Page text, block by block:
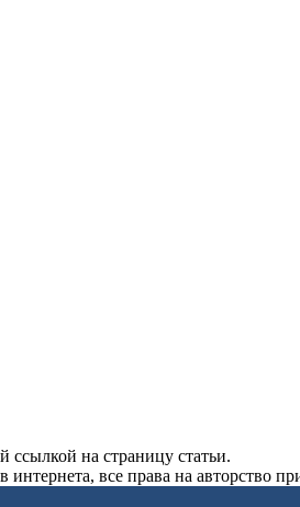
ссылкой на страницу статьи.
все права на авторство